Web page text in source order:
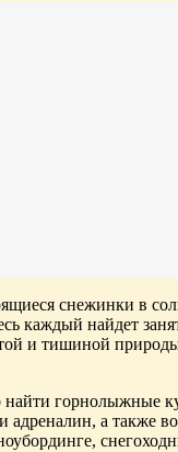
снежинки в
каждый найдет
и тишиной
горнолыжные
а также